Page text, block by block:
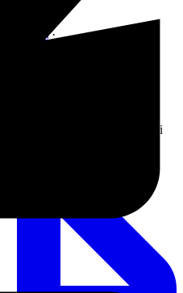
·
Diskusi Bung Karno,
bersama Prof. Sukidi
#BulanBungKarno2026